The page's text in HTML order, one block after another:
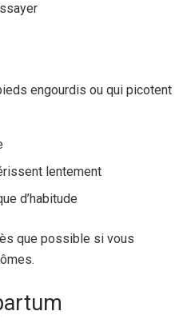
engourdis ou qui picotent
lentement
d’habitude
que possible si vous